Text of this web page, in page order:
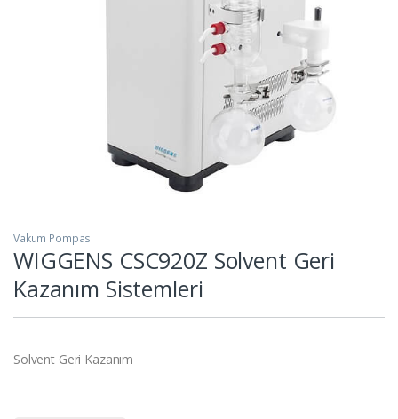
Vakum Pompası
WIGGENS CSC920Z Solvent Geri
Kazanım Sistemleri
Solvent Geri Kazanım